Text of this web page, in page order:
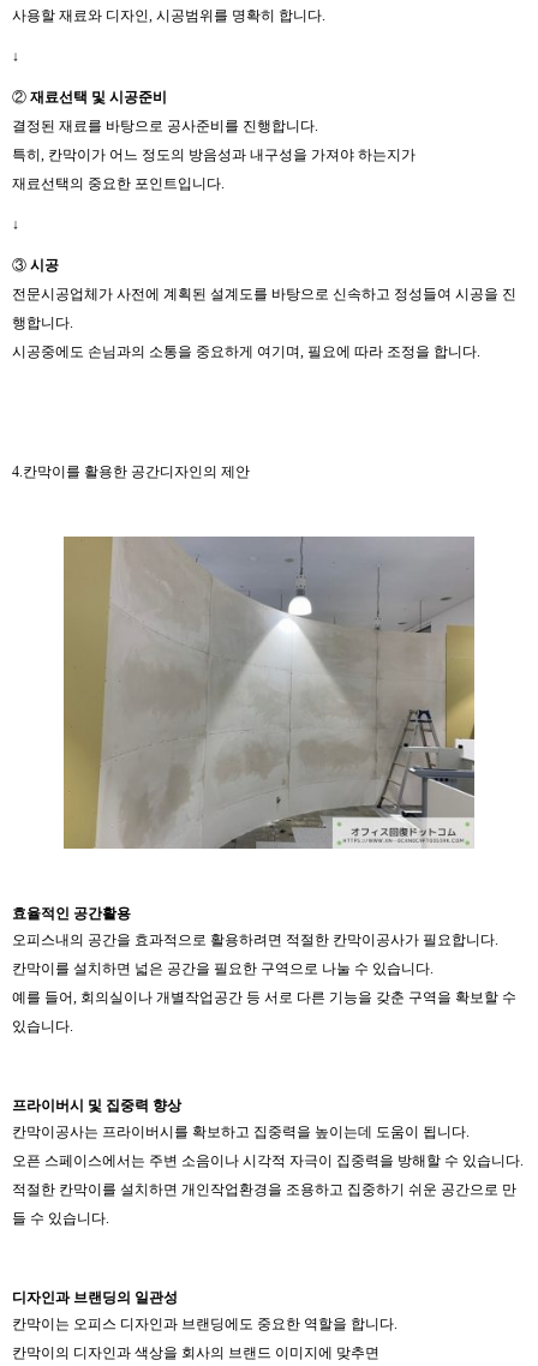
사용할 재료와 디자인, 시공범위를 명확히 합니다.
↓
② 재료선택 및 시공준비
결정된 재료를 바탕으로 공사준비를 진행합니다.
특히, 칸막이가 어느 정도의 방음성과 내구성을 가져야 하는지가
재료선택의 중요한 포인트입니다.
↓
③ 시공
전문시공업체가 사전에 계획된 설계도를 바탕으로 신속하고 정성들여 시공을 진
행합니다.
시공중에도 손님과의 소통을 중요하게 여기며, 필요에 따라 조정을 합니다.
4.칸막이를 활용한 공간디자인의 제안
효율적인 공간활용
오피스내의 공간을 효과적으로 활용하려면 적절한 칸막이공사가 필요합니다.
칸막이를 설치하면 넓은 공간을 필요한 구역으로 나눌 수 있습니다.
예를 들어, 회의실이나 개별작업공간 등 서로 다른 기능을 갖춘 구역을 확보할 수
있습니다.
프라이버시 및 집중력 향상
칸막이공사는 프라이버시를 확보하고 집중력을 높이는데 도움이 됩니다.
오픈 스페이스에서는 주변 소음이나 시각적 자극이 집중력을 방해할 수 있습니다.
적절한 칸막이를 설치하면 개인작업환경을 조용하고 집중하기 쉬운 공간으로 만
들 수 있습니다.
디자인과 브랜딩의 일관성
칸막이는 오피스 디자인과 브랜딩에도 중요한 역할을 합니다.
칸막이의 디자인과 색상을 회사의 브랜드 이미지에 맞추면